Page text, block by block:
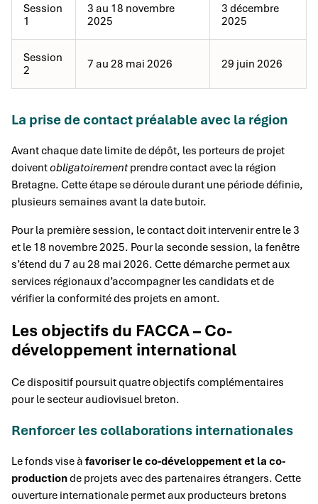
Session
1
3 au 18 novembre
2025
3 décembre
2025
Session
2
7 au 28 mai 2026 29 juin 2026
La prise de contact préalable avec la région
Avant chaque date limite de dépôt, les porteurs de projet
doiventobligatoirementprendre contact avec la région
Bretagne. Cette étape se déroule durant une période définie,
plusieurs semaines avant la date butoir.
Pour la première session, le contact doit intervenir entre le 3
et le 18 novembre 2025. Pour la seconde session, la fenêtre
s’étend du 7 au 28 mai 2026. Cette démarche permet aux
services régionaux d’accompagner les candidats et de
vérifier la conformité des projets en amont.
Les objectifs du FACCA – Co-
développement international
Ce dispositif poursuit quatre objectifs complémentaires
pour le secteur audiovisuel breton.
Renforcer les collaborations internationales
Le fonds vise à favoriser le co-développement et la co-
productionde projets avec des partenaires étrangers. Cette
ouverture internationale permet aux producteurs bretons